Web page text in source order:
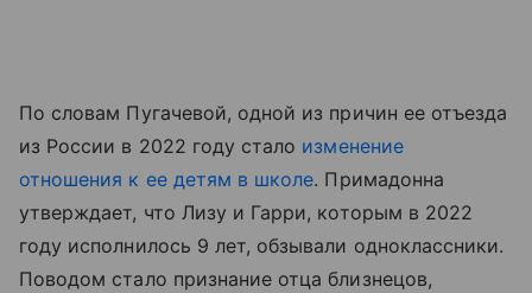
По словам Пугачевой, одной из причин ее отъезда
из России в 2022 году стало изменение
отношения к ее детям в школе. Примадонна
утверждает, что Лизу и Гарри, которым в 2022
году исполнилось 9 лет, обзывали одноклассники.
Поводом стало признание отца близнецов,